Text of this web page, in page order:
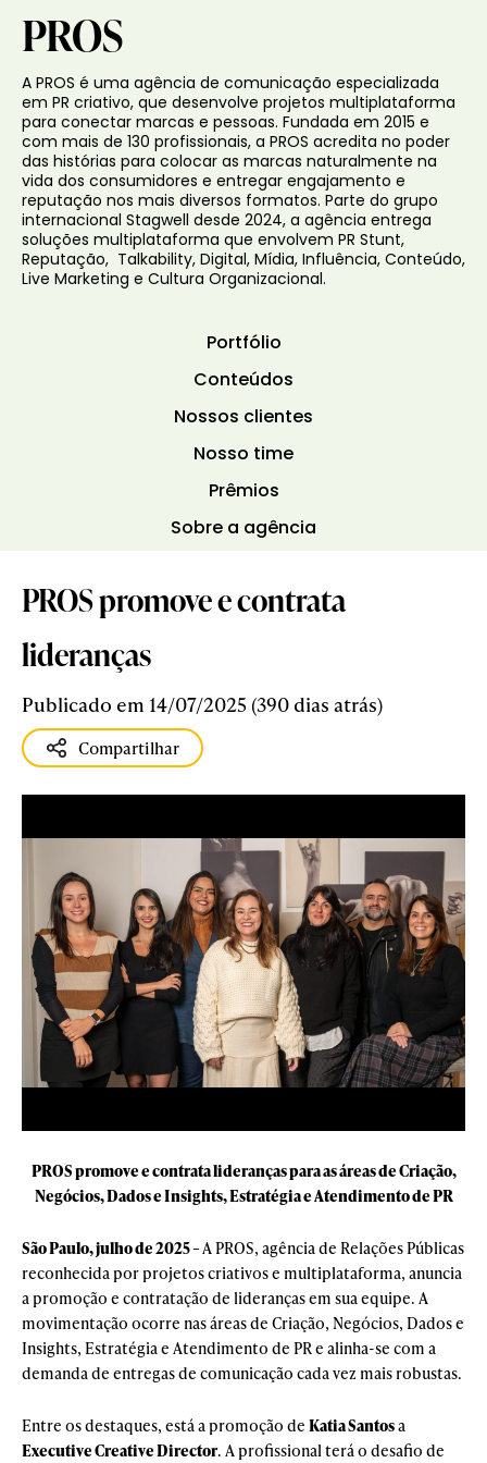
PROS
A PROS é uma agência de comunicação especializada
em PR criativo, que desenvolve projetos multiplataforma
para conectar marcas e pessoas. Fundada em 2015 e
com mais de 130 profissionais, a PROS acredita no poder
das histórias para colocar as marcas naturalmente na
vida dos consumidores e entregar engajamento e
reputação nos mais diversos formatos. Parte do grupo
internacional Stagwell
desde 2024, a agência entrega
soluções multiplataforma que envolvem PR Stunt,
Reputação, Talkability, Digital, Mídia, Influência, Conteúdo,
Live Marketing e Cultura Organizacional.
Portfólio
Conteúdos
Nossos clientes
Nosso time
Prêmios
Sobre a agência
PROS promove e contrata
lideranças
Publicado em 14/07/2025 (390 dias atrás)
Compartilhar
PROS promove e contrata lideranças para as áreas de Criação,
Negócios, Dados e Insights, Estratégia e Atendimento de PR
São Paulo, julho de 2025 –A PROS, agência de Relações Públicas
reconhecida por projetos criativos e multiplataforma, anuncia
a promoção e contratação de lideranças em sua equipe. A
movimentação ocorre nas áreas de Criação, Negócios, Dados e
Insights, Estratégia e Atendimento de PR e alinha-se com a
demanda de entregas de comunicação cada vez mais robustas.
Entre os destaques, está a promoção de Katia Santosa
Executive Creative Director. A profissional terá o desafio de